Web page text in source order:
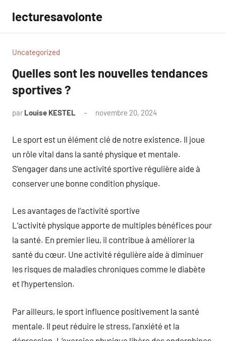
contenu
lecturesavolonte
Uncategorized
Quelles sont les nouvelles tendances
sportives ?
par Louise KESTEL novembre 20, 2024
Le sport est un élément clé de notre existence. Il joue
un rôle vital dans la santé physique et mentale.
S’engager dans une activité sportive régulière aide à
conserver une bonne condition physique.
Les avantages de l’activité sportive
L’activité physique apporte de multiples bénéfices pour
la santé. En premier lieu, il contribue à améliorer la
santé du cœur. Une activité régulière aide à diminuer
les risques de maladies chroniques comme le diabète
et l’hypertension.
Par ailleurs, le sport influence positivement la santé
mentale. Il peut réduire le stress, l’anxiété et la